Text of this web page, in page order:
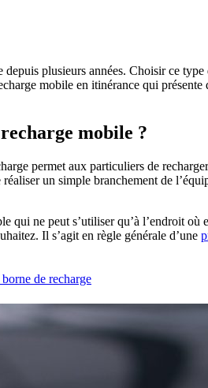
plusieurs années. Choisir ce
mobile en itinérance qui
mobile ?
permet aux particuliers de
un simple branchement de
qui ne peut s’utiliser qu’à l’endroit
Il s’agit en règle générale d’une
de recharge